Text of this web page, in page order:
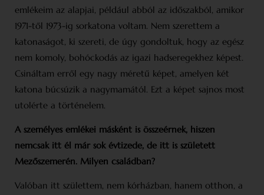
emlékeim az alapjai, például abból az időszakból, amikor
1971-től 1973-ig sorkatona voltam. Nem szerettem a
katonaságot, ki szereti, de úgy gondoltuk, hogy az egész
nem komoly, bohóckodás az igazi hadseregekhez képest.
Csináltam erről egy nagy méretű képet, amelyen két
katona búcsúzik a nagymamától. Ezt a képet sajnos most
utolérte a történelem.
A személyes emlékei másként is összeérnek, hiszen
nemcsak itt él már sok évtizede, de itt is született
Mezőszemerén. Milyen családban?
Valóban itt születtem, nem kórházban, hanem otthon, a